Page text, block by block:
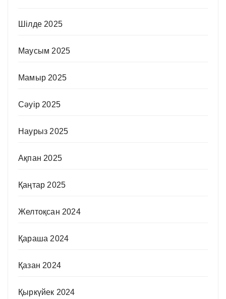
Шілде 2025
Маусым 2025
Мамыр 2025
Сәуір 2025
Наурыз 2025
Ақпан 2025
Қаңтар 2025
Желтоқсан 2024
Қараша 2024
Қазан 2024
Қыркүйек 2024